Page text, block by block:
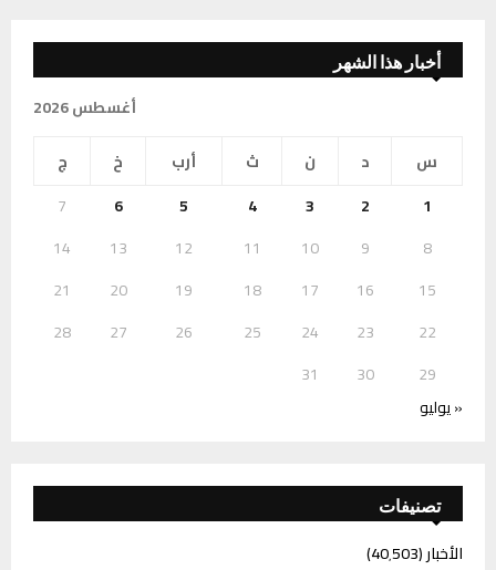
أخبار هذا الشهر
أغسطس 2026
س
د ن ث أرب خ
ج
1
2
3
4
5
6
7
8
9
10
11
12
13
14
15
16
17
18
19
20
21
22
23
24
25
26
27
28
29
30
31
« يوليو
تصنيفات
الأخبار(40٬503)